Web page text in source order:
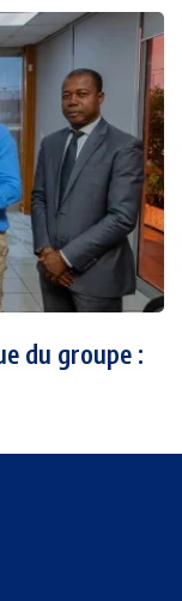
du groupe :